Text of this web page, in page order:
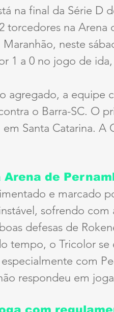
na final da Série D
torcedores na
neste
1 a 0 no jogo de ida,
agregado, a equipe
o Barra-SC. O
Santa Catarina. A
de
e marcado
sofrendo com
defesas de
tempo, o Tricolor
com
respondeu em